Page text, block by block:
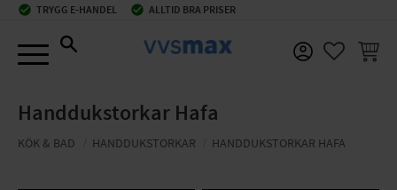
check_circle TRYGG E-HANDEL check_circle ALLTID BRA PRISER
Handdukstorkar Hafa
KÖK & BAD HANDDUKSTORKAR HANDDUKSTORKAR HAFA